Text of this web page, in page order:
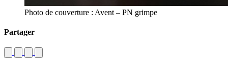
Photo de couverture : Avent – PN grimpe
Partager